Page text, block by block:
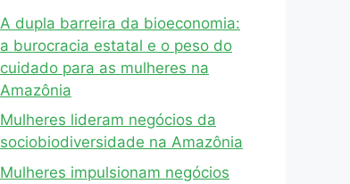
A dupla barreira da bioeconomia:
a burocracia estatal e o peso do
cuidado para as mulheres na
Amazônia
Mulheres lideram negócios da
sociobiodiversidade na Amazônia
Mulheres impulsionam negócios